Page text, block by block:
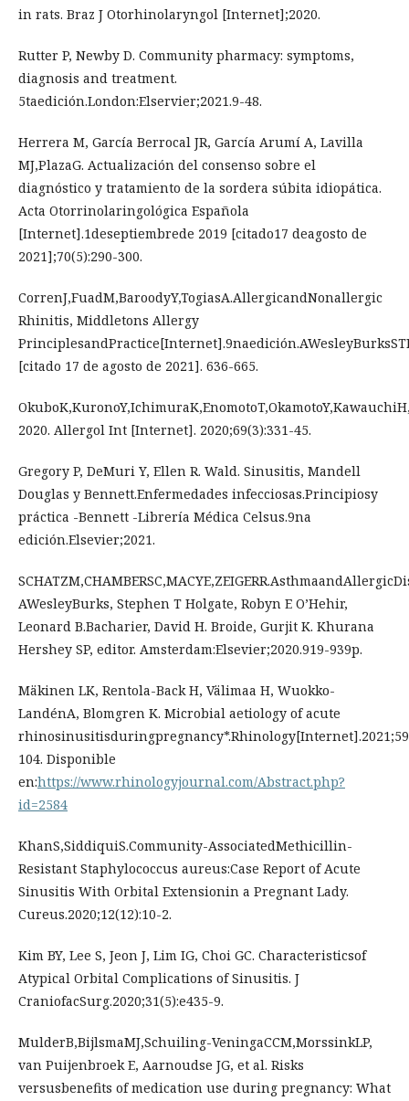
in rats. Braz J Otorhinolaryngol [Internet];2020.
Rutter P, Newby D. Community pharmacy: symptoms,
diagnosis and treatment.
5taedición.London:Elservier;2021.9-48.
Herrera M, García Berrocal JR, García Arumí A, Lavilla
MJ,PlazaG. Actualización del consenso sobre el
diagnóstico y tratamiento de la sordera súbita idiopática.
Acta Otorrinolaringológica Española
[Internet].1deseptiembrede 2019 [citado17 deagosto de
2021];70(5):290-300.
CorrenJ,FuadM,BaroodyY,TogiasA.AllergicandNonallergic
Rhinitis, Middletons Allergy
[citado 17 de agosto de 2021]. 636-665.
2020. Allergol Int [Internet]. 2020;69(3):331-45.
Gregory P, DeMuri Y, Ellen R. Wald. Sinusitis, Mandell
Douglas y Bennett.Enfermedades infecciosas.Principiosy
práctica -Bennett -Librería Médica Celsus.9na
edición.Elsevier;2021.
AWesleyBurks, Stephen T Holgate, Robyn E O’Hehir,
Leonard B.Bacharier, David H. Broide, Gurjit K. Khurana
Hershey SP, editor. Amsterdam:Elsevier;2020.919-939p.
Mäkinen LK, Rentola-Back H, Välimaa H, Wuokko-
LandénA, Blomgren K. Microbial aetiology of acute
104. Disponible
en:https://www.rhinologyjournal.com/Abstract.php?
id=2584
KhanS,SiddiquiS.Community-AssociatedMethicillin-
Resistant Staphylococcus aureus:Case Report of Acute
Sinusitis With Orbital Extensionin a Pregnant Lady.
Cureus.2020;12(12):10-2.
Kim BY, Lee S, Jeon J, Lim IG, Choi GC. Characteristicsof
Atypical Orbital Complications of Sinusitis. J
CraniofacSurg.2020;31(5):e435-9.
MulderB,BijlsmaMJ,Schuiling-VeningaCCM,MorssinkLP,
van Puijenbroek E, Aarnoudse JG, et al. Risks
versusbenefits of medication use during pregnancy: What